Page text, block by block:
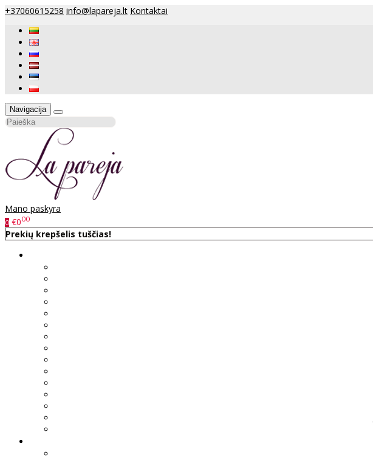
+37060615258 info@lapareja.lt Kontaktai
Navigacija
Mano paskyra
0 €000
Prekių krepšelis tuščias!